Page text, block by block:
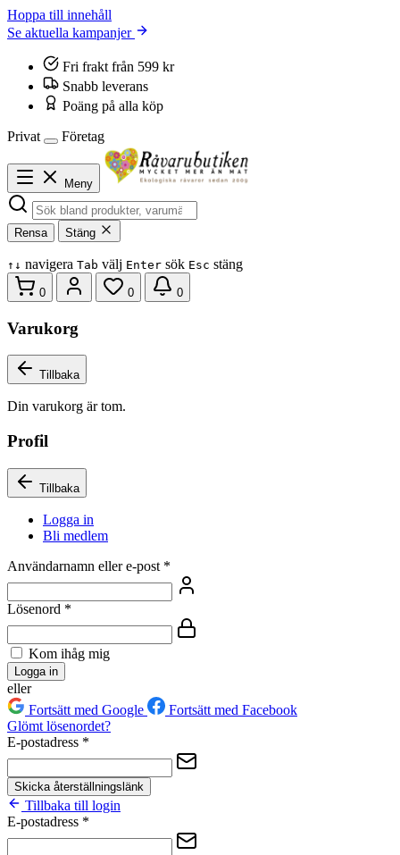
Hoppa till innehåll
Se aktuella kampanjer
Fri frakt från 599 kr
Snabb leverans
Poäng på alla köp
Privat
Företag
Meny
Rensa Stäng
↑ ↓ navigera Tab välj Enter sök Esc stäng
0 0 0
Varukorg
Tillbaka
Din varukorg är tom.
Profil
Tillbaka
Logga in
Bli medlem
Användarnamn eller e-post *
Lösenord *
Kom ihåg mig
Logga in
eller
Fortsätt med Google
Fortsätt med Facebook
Glömt lösenordet?
E-postadress *
Skicka återställningslänk
Tillbaka till login
E-postadress *